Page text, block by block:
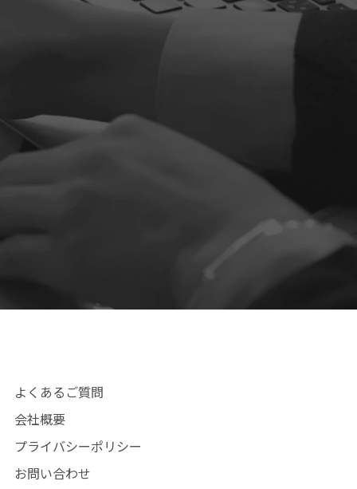
よくあるご質問
会社概要
プライバシーポリシー
お問い合わせ